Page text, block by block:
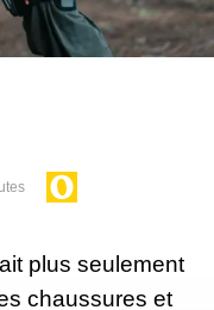
plus seulement
chaussures et